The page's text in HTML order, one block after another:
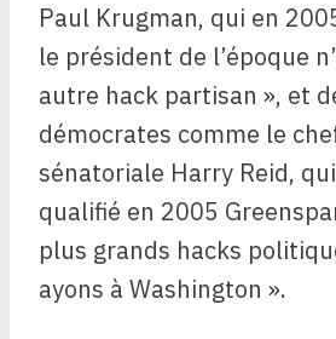
Paul Krugman, qui en
le président de l’époque
autre hack partisan », et
démocrates comme le
sénatoriale Harry Reid,
qualifié en 2005
plus grands hacks
ayons à Washington ».